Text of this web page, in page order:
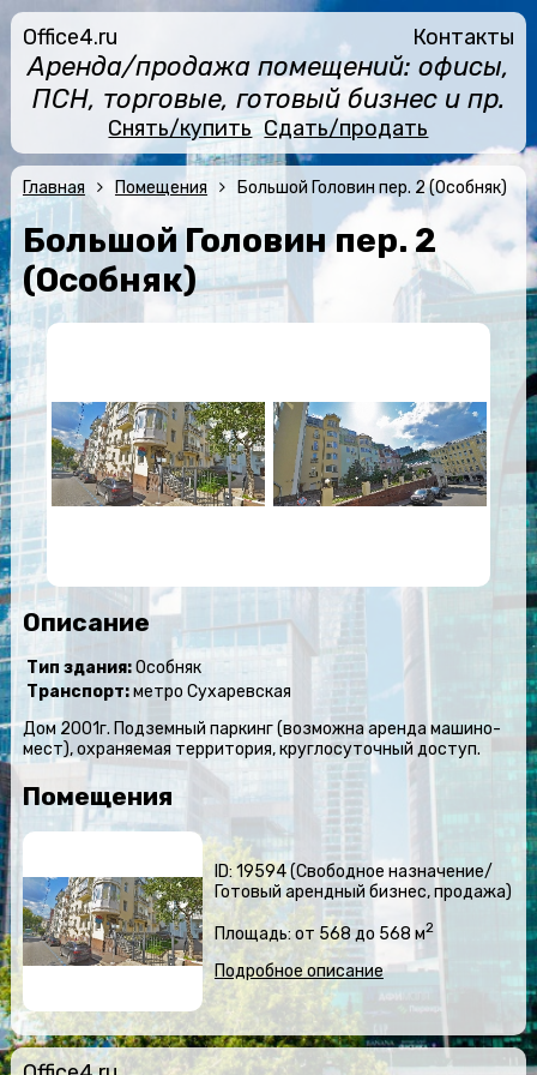
Office4.ru Контакты
Аренда/продажа помещений: офисы,
ПСН, торговые, готовый бизнес и пр.
Снять/купить Сдать/продать
Главная Помещения Большой Головин пер. 2 (Особняк)
Большой Головин пер. 2
(Особняк)
Описание
Тип здания:Особняк
Транспорт:метро Сухаревская
Дом 2001г. Подземный паркинг (возможна аренда машино-
мест), охраняемая территория, круглосуточный доступ.
Помещения
ID: 19594 (Свободное назначение/
Готовый арендный бизнес, продажа)
Площадь: от 568 до 568 м2
Подробное описание